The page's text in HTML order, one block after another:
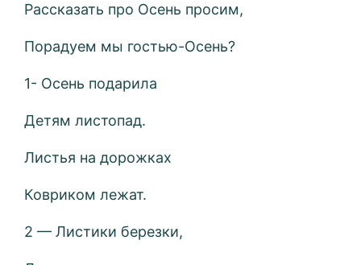
Рассказать про Осень просим,
Порадуем мы гостью-Осень?
1- Осень подарила
Детям листопад.
Листья на дорожках
Ковриком лежат.
2 — Листики березки,